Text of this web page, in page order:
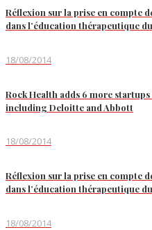
Réflexion sur la prise en compte
dans l’éducation thérapeutique
18/08/2014
Rock Health adds 6 more
including Deloitte and Abbott
18/08/2014
Réflexion sur la prise en compte
dans l’éducation thérapeutique
18/08/2014